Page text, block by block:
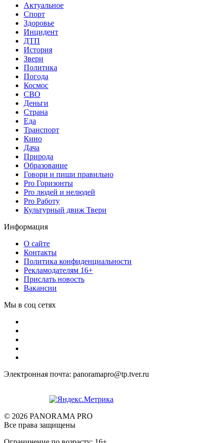
Актуальное
Спорт
Здоровье
Инцидент
ДТП
История
Звери
Политика
Погода
Космос
СВО
Деньги
Страна
Еда
Транспорт
Кино
Дача
Природа
Образование
Говори и пиши правильно
Pro Горизонты
Pro людей и нелюдей
Pro Работу
Культурный движ Твери
Информация
О сайте
Контакты
Политика конфиденциальности
Рекламодателям 16+
Прислать новость
Вакансии
Мы в соц сетях
Электронная почта: panoramapro@tp.tver.ru
© 2026 PANORAMA PRO
Все права защищены